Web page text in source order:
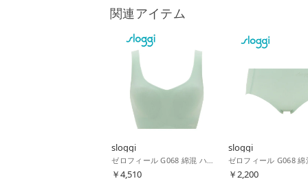
関連アイテム
sloggi
ゼロフィール G068 綿混 ハーフトップ LL （ファンダントグリーン）
￥4,510
sloggi
￥2,200